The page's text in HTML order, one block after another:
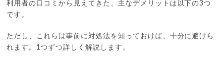
利用者の口コミから見えてきた、主なデメリットは以下の3つ
です。
ただし、これらは事前に対処法を知っておけば、十分に避けら
れます。1つずつ詳しく解説します。